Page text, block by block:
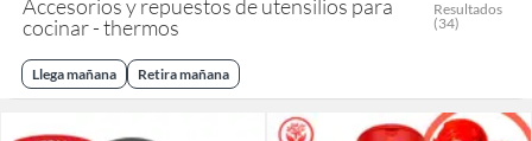
Accesorios y repuestos de utensilios para
cocinar - thermos
Resultados
(34)
Llega mañana Retira mañana